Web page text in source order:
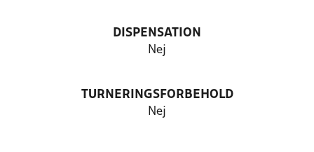
DISPENSATION
Nej
TURNERINGSFORBEHOLD
Nej